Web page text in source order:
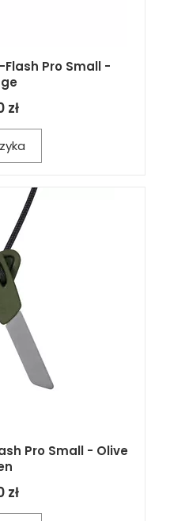
Flash Pro Small -
zł
Pro Small - Olive
zł